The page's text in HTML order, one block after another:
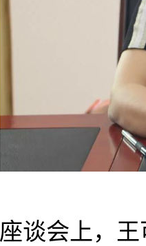
座谈会上，